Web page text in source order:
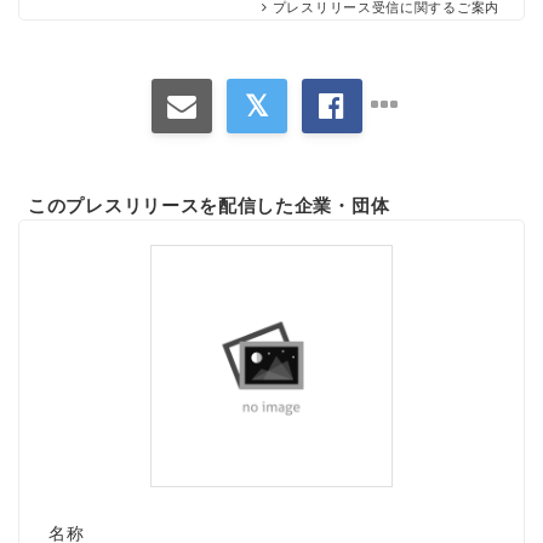
プレスリリース受信に関するご案内
このプレスリリースを配信した企業・団体
名称